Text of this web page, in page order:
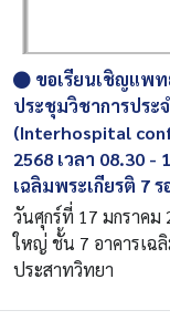
ขอเรียนเชิญแพ
ประชุมวิชาการประ
(Interhospital
2568 เวลา 08.30
เฉลิมพระเกียรติ 7
วันศุกร์ที่ 17 มกราคม
ใหญ่ ชั้น 7 อาคารเฉ
ประสาทวิทยา